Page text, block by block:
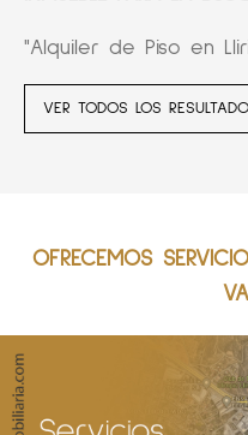
"Alquiler de Piso en
VER TODOS LOS
OFRECEMOS